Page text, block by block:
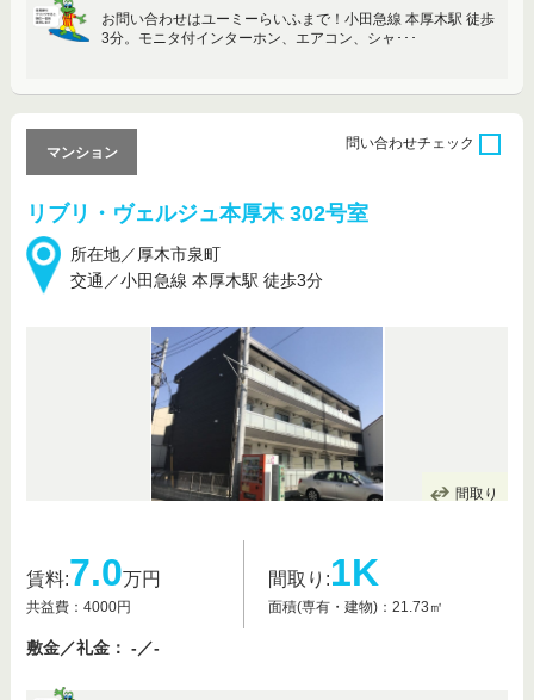
お問い合わせはユーミーらいふまで！小田急線 本厚木駅 徒歩
3分。モニタ付インターホン、エアコン、シャ･･･
リブリ・ヴェルジュ本厚木 302号室
所在地／厚木市泉町
交通／小田急線 本厚木駅 徒歩3分
マンション
問い合わせチェック
間取り
賃料:7.0万円
共益費：4000円
間取り:1K
面積(専有・建物)：21.73㎡
敷金／礼金： -／-